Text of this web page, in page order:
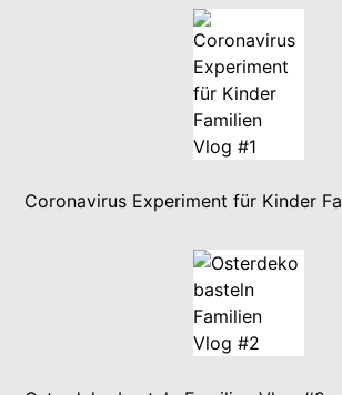
Coronavirus Experiment für Kinder